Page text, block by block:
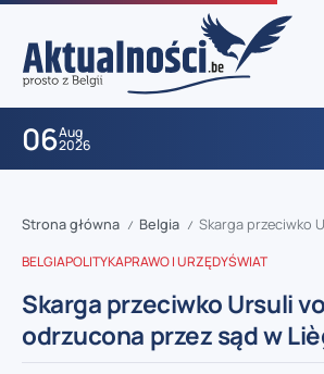
06Aug
2026
Strona główna / Belgia / Skarga przeciwko Ursuli von der
BELGIAPOLITYKAPRAWO I URZĘDYŚWIAT
Skarga przeciwko Ursuli
odrzucona przez sąd w